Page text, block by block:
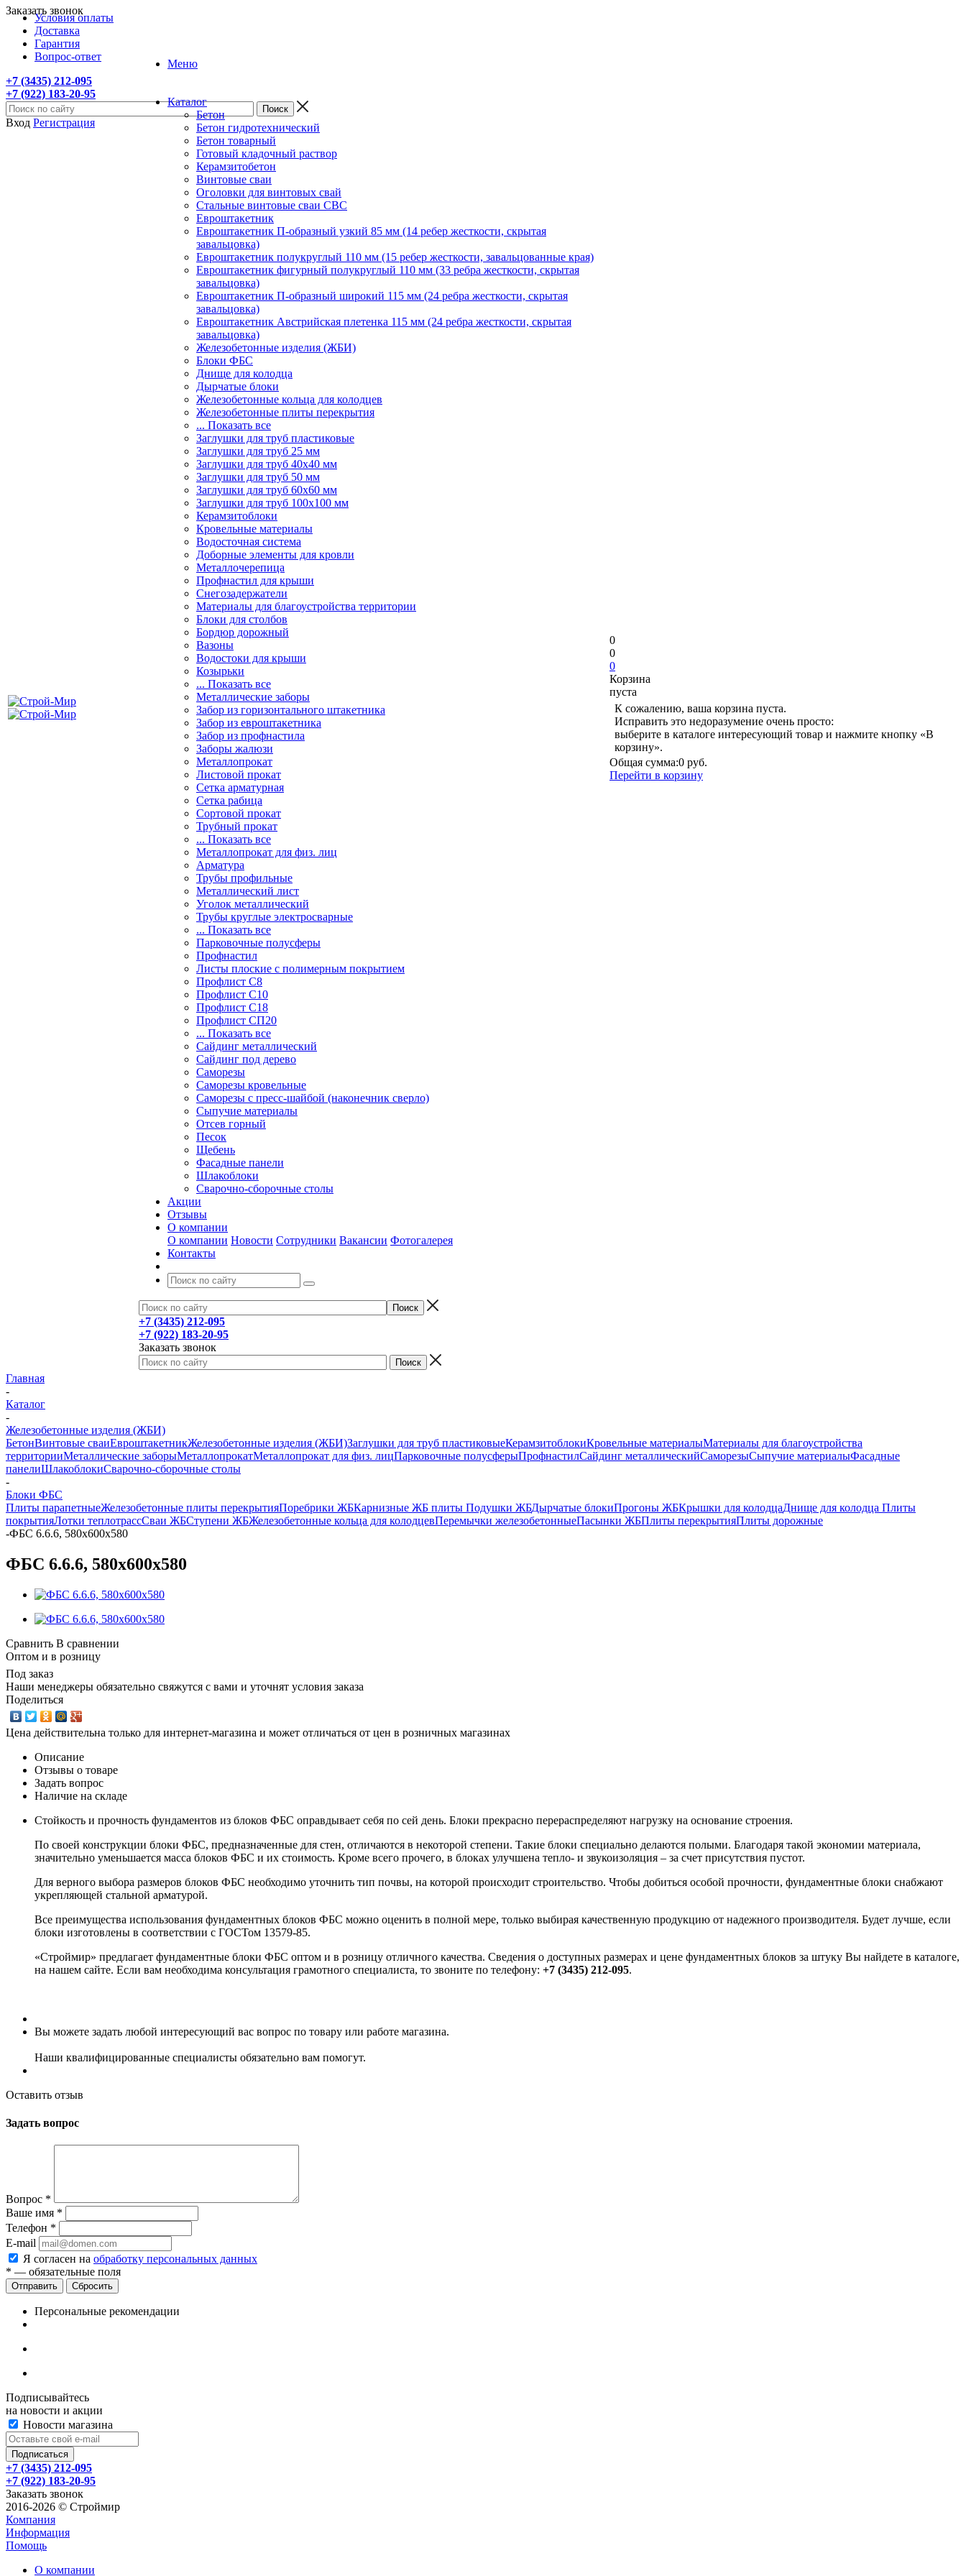
Условия оплаты
Доставка
Гарантия
Вопрос-ответ
+7 (3435) 212-095
+7 (922) 183-20-95
Заказать звонок
Вход Регистрация
Меню
Каталог
Бетон
Бетон гидротехнический
Бетон товарный
Готовый кладочный раствор
Керамзитобетон
Винтовые сваи
Оголовки для винтовых свай
Стальные винтовые сваи СВС
Евроштакетник
Евроштакетник П-образный узкий 85 мм (14 ребер жесткости, скрытая
завальцовка)
Евроштакетник полукруглый 110 мм (15 ребер жесткости, завальцованные края)
Евроштакетник фигурный полукруглый 110 мм (33 ребра жесткости, скрытая
завальцовка)
Евроштакетник П-образный широкий 115 мм (24 ребра жесткости, скрытая
завальцовка)
Евроштакетник Австрийская плетенка 115 мм (24 ребра жесткости, скрытая
завальцовка)
Железобетонные изделия (ЖБИ)
Блоки ФБС
Днище для колодца
Дырчатые блоки
Железобетонные кольца для колодцев
Железобетонные плиты перекрытия
... Показать все
Заглушки для труб пластиковые
Заглушки для труб 25 мм
Заглушки для труб 40х40 мм
Заглушки для труб 50 мм
Заглушки для труб 60х60 мм
Заглушки для труб 100х100 мм
Керамзитоблоки
Кровельные материалы
Водосточная система
Доборные элементы для кровли
Металлочерепица
Профнастил для крыши
Снегозадержатели
Материалы для благоустройства территории
Блоки для столбов
Бордюр дорожный
Вазоны
Водостоки для крыши
Козырьки
... Показать все
Металлические заборы
Забор из горизонтального штакетника
Забор из евроштакетника
Забор из профнастила
Заборы жалюзи
Металлопрокат
Листовой прокат
Сетка арматурная
Сетка рабица
Сортовой прокат
Трубный прокат
... Показать все
Металлопрокат для физ. лиц
Арматура
Трубы профильные
Металлический лист
Уголок металлический
Трубы круглые электросварные
... Показать все
Парковочные полусферы
Профнастил
Листы плоские с полимерным покрытием
Профлист С8
Профлист С10
Профлист С18
Профлист СП20
... Показать все
Сайдинг металлический
Cайдинг под дерево
Саморезы
Саморезы кровельные
Саморезы с пресс-шайбой (наконечник сверло)
Сыпучие материалы
Отсев горный
Песок
Щебень
Фасадные панели
Шлакоблоки
Сварочно-сборочные столы
Акции
Отзывы
О компании
О компании Новости Сотрудники Вакансии Фотогалерея
Контакты
+7 (3435) 212-095
+7 (922) 183-20-95
Заказать звонок
0
0
0
Корзина
пуста
К сожалению, ваша корзина пуста.
Исправить это недоразумение очень просто:
выберите в каталоге интересующий товар и нажмите кнопку «В
корзину».
Общая сумма:0 руб.
Перейти в корзину
Главная
-
Каталог
-
Железобетонные изделия (ЖБИ)
БетонВинтовые сваиЕвроштакетникЖелезобетонные изделия (ЖБИ)Заглушки для труб пластиковыеКерамзитоблокиКровельные материалыМатериалы для благоустройства
территорииМеталлические заборыМеталлопрокатМеталлопрокат для физ. лицПарковочные полусферыПрофнастилСайдинг металлическийСаморезыСыпучие материалыФасадные
панелиШлакоблокиСварочно-сборочные столы
-
Блоки ФБС
Плиты парапетныеЖелезобетонные плиты перекрытияПоребрики ЖБКарнизные ЖБ плиты Подушки ЖБДырчатые блокиПрогоны ЖБКрышки для колодцаДнище для колодца Плиты
покрытияЛотки теплотрассСваи ЖБСтупени ЖБЖелезобетонные кольца для колодцевПеремычки железобетонныеПасынки ЖБПлиты перекрытияПлиты дорожные
-ФБС 6.6.6, 580х600х580
ФБС 6.6.6, 580х600х580
Сравнить В сравнении
Оптом и в розницу
Под заказ
Наши менеджеры обязательно свяжутся с вами и уточнят условия заказа
Поделиться
Цена действительна только для интернет-магазина и может отличаться от цен в розничных магазинах
Описание
Отзывы о товаре
Задать вопрос
Наличие на складе
Стойкость и прочность фундаментов из блоков ФБС оправдывает себя по сей день. Блоки прекрасно перераспределяют нагрузку на основание строения.
По своей конструкции блоки ФБС, предназначенные для стен, отличаются в некоторой степени. Такие блоки специально делаются полыми. Благодаря такой экономии материала,
значительно уменьшается масса блоков ФБС и их стоимость. Кроме всего прочего, в блоках улучшена тепло- и звукоизоляция – за счет присутствия пустот.
Для верного выбора размеров блоков ФБС необходимо уточнить тип почвы, на которой происходит строительство. Чтобы добиться особой прочности, фундаментные блоки снабжают
укрепляющей стальной арматурой.
Все преимущества использования фундаментных блоков ФБС можно оценить в полной мере, только выбирая качественную продукцию от надежного производителя. Будет лучше, если
блоки изготовлены в соответствии с ГОСТом 13579-85.
«Строймир» предлагает фундаментные блоки ФБС оптом и в розницу отличного качества. Сведения о доступных размерах и цене фундаментных блоков за штуку Вы найдете в каталоге,
на нашем сайте. Если вам необходима консультация грамотного специалиста, то звоните по телефону: +7 (3435) 212-095.
Вы можете задать любой интересующий вас вопрос по товару или работе магазина.
Наши квалифицированные специалисты обязательно вам помогут.
Оставить отзыв
Задать вопрос
Вопрос *
Ваше имя *
Телефон *
E-mail
Я согласен на обработку персональных данных
* — обязательные поля
Сбросить
Персональные рекомендации
Подписывайтесь
на новости и акции
Новости магазина
+7 (3435) 212-095
+7 (922) 183-20-95
Заказать звонок
2016-2026 © Строймир
Компания
Информация
Помощь
О компании